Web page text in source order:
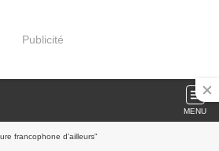
Publicité
MENU
francophone d'ailleurs"